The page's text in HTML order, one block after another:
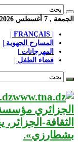
الجمعة , 7 أغسطس 2026
المسارح الجهوية |
المهرجانات |
فضاء الطفل |
الجزائري مؤسسة
الثقافة-
بشطارزي».